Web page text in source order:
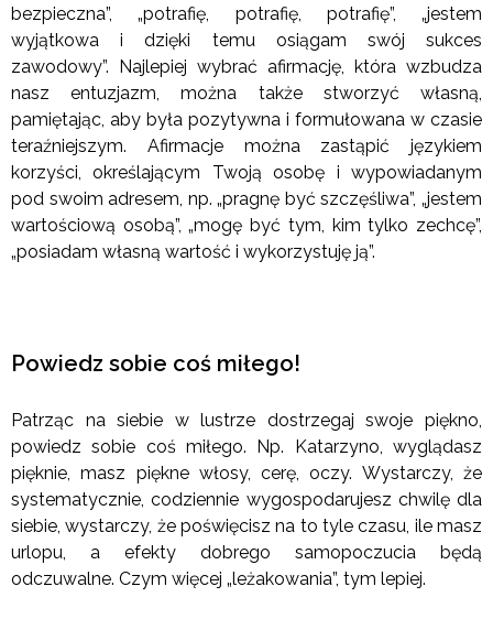
bezpieczna”, „potrafię, potrafię, potrafię”, „jestem
wyjątkowa i dzięki temu osiągam swój sukces
zawodowy”. Najlepiej wybrać afirmację, która wzbudza
nasz entuzjazm, można także stworzyć własną,
pamiętając, aby była pozytywna i formułowana w czasie
teraźniejszym. Afirmacje można zastąpić językiem
korzyści, określającym Twoją osobę i wypowiadanym
pod swoim adresem, np. „pragnę być szczęśliwa”, „jestem
wartościową osobą”, „mogę być tym, kim tylko zechcę”,
„posiadam własną wartość i wykorzystuję ją”.
Powiedz sobie coś miłego!
Patrząc na siebie w lustrze dostrzegaj swoje piękno,
powiedz sobie coś miłego. Np. Katarzyno, wyglądasz
pięknie, masz piękne włosy, cerę, oczy. Wystarczy, że
systematycznie, codziennie wygospodarujesz chwilę dla
siebie, wystarczy, że poświęcisz na to tyle czasu, ile masz
urlopu, a efekty dobrego samopoczucia będą
odczuwalne. Czym więcej „leżakowania”, tym lepiej.